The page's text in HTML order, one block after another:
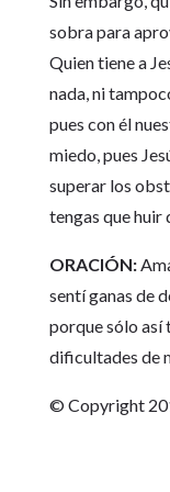
sobra para
Quien tiene a
nada, ni
pues con él
miedo, pues
superar los
tengas que huir
ORACIÓN:
sentí ganas de
porque sólo así
dificultades de
© Copyright